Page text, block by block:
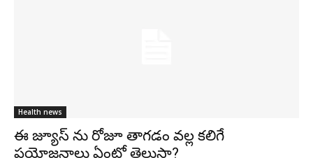
Health news
ఈ జ్యూస్ ను రోజూ తాగడం వల్ల కలిగే
ప్రయోజనాలు ఏంటో తెలుసా?